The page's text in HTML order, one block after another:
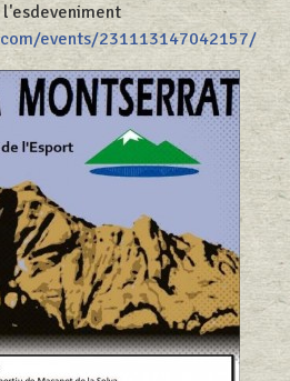
events/231113147042157/